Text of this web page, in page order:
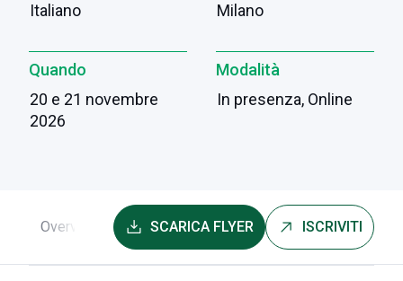
Italiano
Milano
Quando
20 e 21 novembre
2026
Modalità
In presenza, Online
Overview Programma Faculty Iscrizioni e info
SCARICA FLYER ISCRIVITI